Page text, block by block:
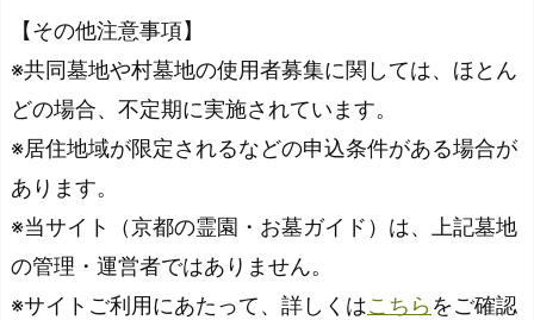
【その他注意事項】
※共同墓地や村墓地の使用者募集に関しては、ほとん
どの場合、不定期に実施されています。
※居住地域が限定されるなどの申込条件がある場合が
あります。
※当サイト（京都の霊園・お墓ガイド）は、上記墓地
の管理・運営者ではありません。
※サイトご利用にあたって、詳しくはこちら をご確認